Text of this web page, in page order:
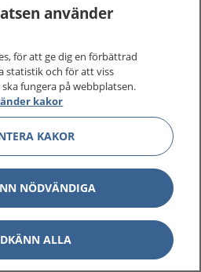
använder
för att ge dig en förbättrad
statistik och för att viss
fungera på webbplatsen.
kakor
KAKOR
NÖDVÄNDIGA
ALLA